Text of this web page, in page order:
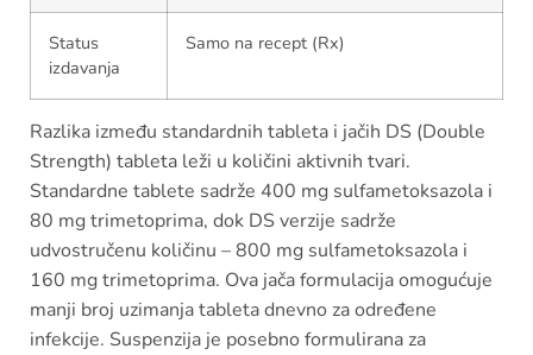
Status
izdavanja
Samo na recept (Rx)
Razlika između standardnih tableta i jačih DS (Double
Strength) tableta leži u količini aktivnih tvari.
Standardne tablete sadrže 400 mg sulfametoksazola i
80 mg trimetoprima, dok DS verzije sadrže
udvostručenu količinu – 800 mg sulfametoksazola i
160 mg trimetoprima. Ova jača formulacija omogućuje
manji broj uzimanja tableta dnevno za određene
infekcije. Suspenzija je posebno formulirana za